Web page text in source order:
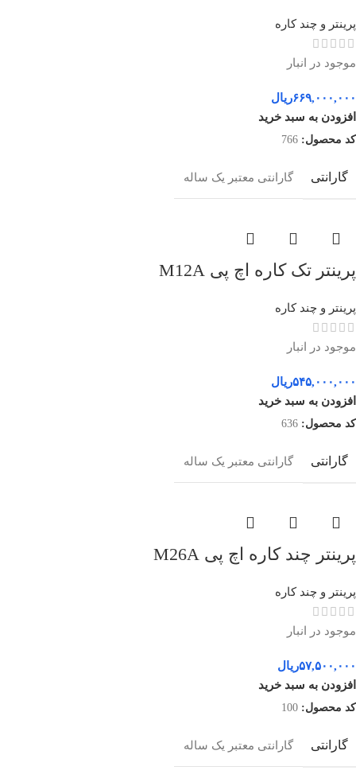
پرینتر و چند کاره
موجود در انبار
۶۶۹,۰۰۰,۰۰۰ریال
افزودن به سبد خرید
کد محصول: 766
گارانتی گارانتی معتبر یک ساله
پرینتر تک کاره اچ پی M12A
پرینتر و چند کاره
موجود در انبار
۵۴۵,۰۰۰,۰۰۰ریال
افزودن به سبد خرید
کد محصول: 636
گارانتی گارانتی معتبر یک ساله
پرینتر چند کاره اچ پی M26A
پرینتر و چند کاره
موجود در انبار
۵۷,۵۰۰,۰۰۰ریال
افزودن به سبد خرید
کد محصول: 100
گارانتی گارانتی معتبر یک ساله